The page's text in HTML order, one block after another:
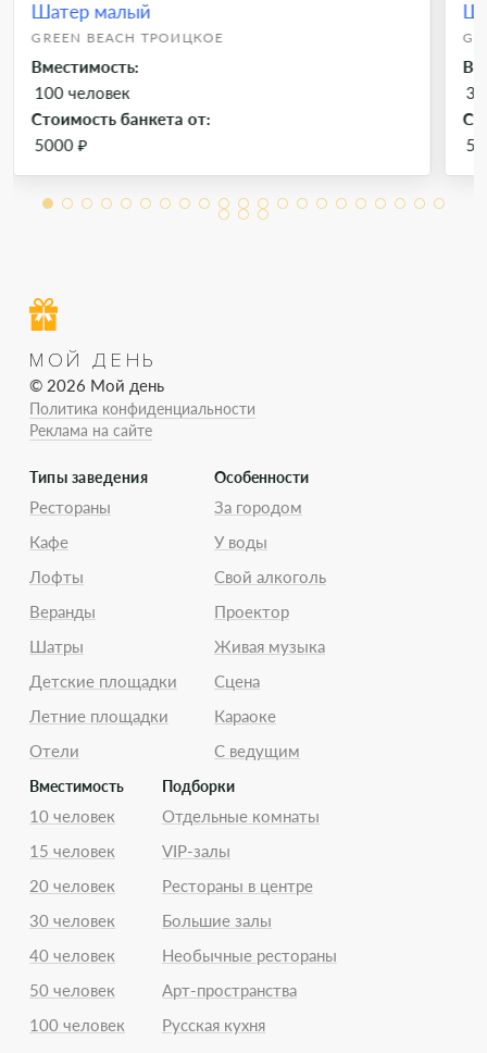
Шатер малый
GREEN BEACH ТРОИЦКОЕ
Вместимость:
100 человек
Стоимость банкета от:
5000 ₽
МОЙ ДЕНЬ
© 2026 Мой день
Политика конфиденциальности
Реклама на сайте
Типы заведения
Рестораны
Кафе
Лофты
Веранды
Шатры
Детские площадки
Летние площадки
Отели
Особенности
За городом
У воды
Свой алкоголь
Проектор
Живая музыка
Сцена
Караоке
С ведущим
Вместимость
10 человек
15 человек
20 человек
30 человек
40 человек
50 человек
100 человек
Подборки
Отдельные комнаты
VIP-залы
Рестораны в центре
Большие залы
Необычные рестораны
Арт-пространства
Русская кухня